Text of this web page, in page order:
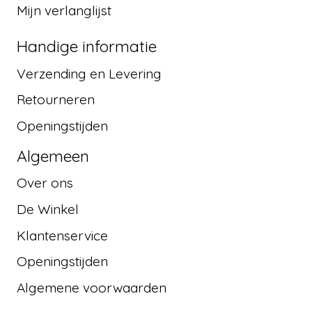
Mijn verlanglijst
Handige informatie
Verzending en Levering
Retourneren
Openingstijden
Algemeen
Over ons
De Winkel
Klantenservice
Openingstijden
Algemene voorwaarden